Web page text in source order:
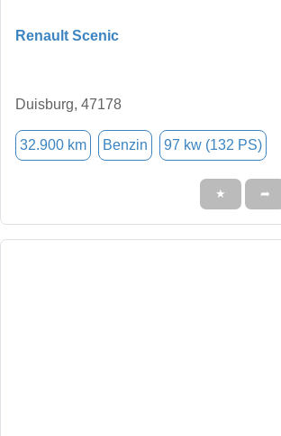
Renault Scenic
Duisburg, 47178
32.900 km Benzin 97 kw (132 PS)
★ ➦